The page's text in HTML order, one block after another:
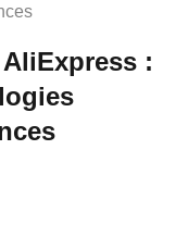
les loisirs et le
sur AliExpress
: